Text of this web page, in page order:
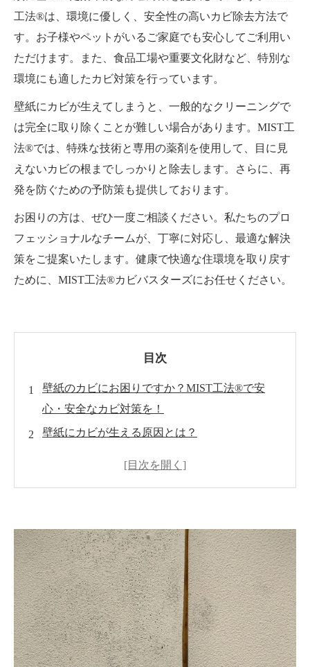
工法®は、環境に優しく、安全性の高いカビ除去方法で
す。お子様やペットがいるご家庭でも安心してご利用い
ただけます。また、食品工場や重要文化財など、特別な
環境にも適したカビ対策を行っています。
壁紙にカビが生えてしまうと、一般的なクリーニングで
は完全に取り除くことが難しい場合があります。MIST工
法®では、特殊な技術と専用の薬剤を使用して、目に見
えないカビの根までしっかりと除去します。さらに、再
発を防ぐための予防策も提供しております。
お困りの方は、ぜひ一度ご相談ください。私たちのプロ
フェッショナルなチームが、丁寧に対応し、最適な解決
策をご提案いたします。健康で快適な住環境を取り戻す
ために、MIST工法®カビバスターズにお任せください。
目次
壁紙のカビにお困りですか？MIST工法®で安
心・安全なカビ対策を！
壁紙にカビが生える原因とは？
MIST工法®によるカビ再発防止策
施工事例とお客様の声
お問い合わせと相談窓口